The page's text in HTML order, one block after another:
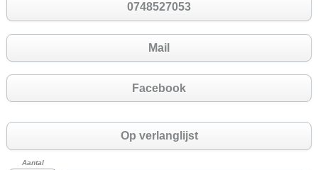
0748527053
Mail
Facebook
Op verlanglijst
Aantal